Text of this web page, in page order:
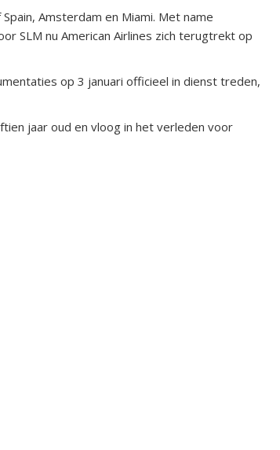
Amsterdam en Miami. Met name
SLM nu American Airlines zich terugtrekt op
op 3 januari officieel in dienst treden,
jaar oud en vloog in het verleden voor